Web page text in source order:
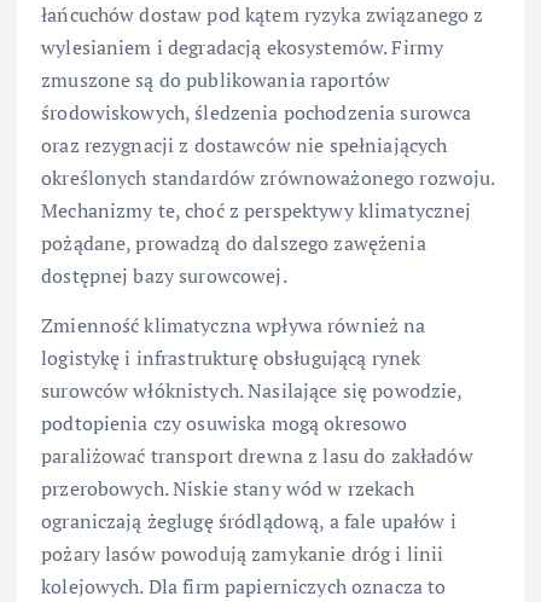
łańcuchów dostaw pod kątem ryzyka związanego z
wylesianiem i degradacją ekosystemów. Firmy
zmuszone są do publikowania raportów
środowiskowych, śledzenia pochodzenia surowca
oraz rezygnacji z dostawców nie spełniających
określonych standardów zrównoważonego rozwoju.
Mechanizmy te, choć z perspektywy klimatycznej
pożądane, prowadzą do dalszego zawężenia
dostępnej bazy surowcowej.
Zmienność klimatyczna wpływa również na
logistykę i infrastrukturę obsługującą rynek
surowców włóknistych. Nasilające się powodzie,
podtopienia czy osuwiska mogą okresowo
paraliżować transport drewna z lasu do zakładów
przerobowych. Niskie stany wód w rzekach
ograniczają żeglugę śródlądową, a fale upałów i
pożary lasów powodują zamykanie dróg i linii
kolejowych. Dla firm papierniczych oznacza to